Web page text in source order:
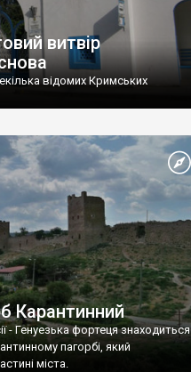
витвір
відомих Кримських
Карантинний
- Генуезька фортеця знаходиться
пагорбі, який
міста.